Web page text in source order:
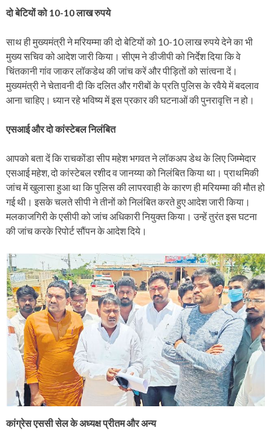
दो बेटियों को 10-10 लाख रुपये
साथ ही मुख्यमंत्री ने मरियम्मा की दो बेटियों को 10-10 लाख रुपये देने का भी
मुख्य सचिव को आदेश जारी किया। सीएम ने डीजीपी को निर्देश दिया कि वे
चिंतकानी गांव जाकर लॉकडेथ की जांच करें और पीड़ितों को सांत्वना दें।
मुख्यमंत्री ने चेतावनी दी कि दलित और गरीबों के प्रति पुलिस के रवैये में बदलाव
आना चाहिए। ध्यान रहे भविष्य में इस प्रकार की घटनाओं की पुनरावृत्ति न हो।
एसआई और दो कांस्टेबल निलंबित
आपको बता दें कि राचकोंडा सीप महेश भगवत ने लॉकअप डेथ के लिए जिम्मेदार
एसआई महेश, दो कांस्टेबल रशीद व जानय्या को निलंबित किया था। प्राथमिकी
जांच में खुलासा हुआ था कि पुलिस की लापरवाही के कारण ही मरियम्मा की मौत हो
गई थी। इसके चलते सीपी ने तीनों को निलंबित करते हुए आदेश जारी किया।
मलकाजगिरी के एसीपी को जांच अधिकारी नियुक्त किया। उन्हें तुरंत इस घटना
की जांच करके रिपोर्ट सौंपन के आदेश दिये।
कांग्रेस एससी सेल के अध्यक्ष प्रीतम और अन्य